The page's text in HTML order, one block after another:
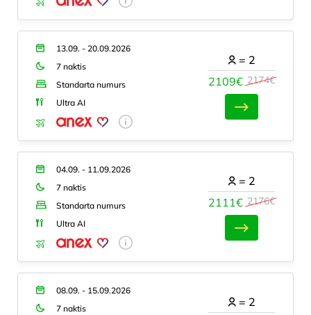
13.09. - 20.09.2026
7 naktis
Standarta numurs
Ultra AI
2109€ 2174€
= 2
04.09. - 11.09.2026
7 naktis
Standarta numurs
Ultra AI
2111€ 2176€
= 2
08.09. - 15.09.2026
7 naktis
= 2